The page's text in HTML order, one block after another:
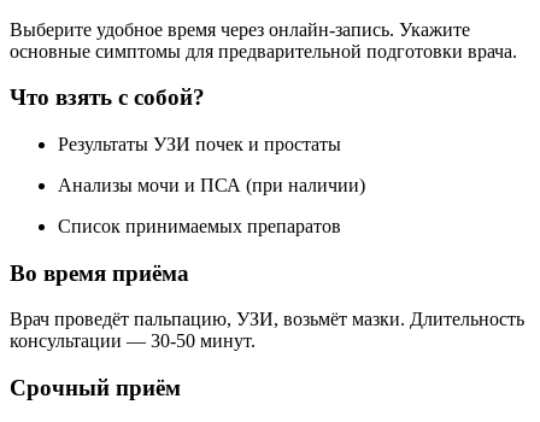
Выберите удобное время через онлайн-запись. Укажите
основные симптомы для предварительной подготовки врача.
Что взять с собой?
Результаты УЗИ почек и простаты
Анализы мочи и ПСА (при наличии)
Список принимаемых препаратов
Во время приёма
Врач проведёт пальпацию, УЗИ, возьмёт мазки. Длительность
консультации — 30-50 минут.
Срочный приём